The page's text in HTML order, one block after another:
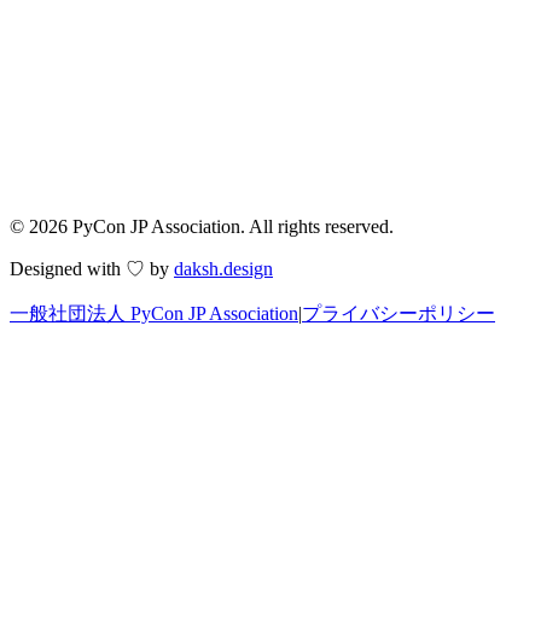
© 2026 PyCon JP Association. All rights reserved.
Designed with ♡ by daksh.design
一般社団法人 PyCon JP Association|プライバシーポリシー